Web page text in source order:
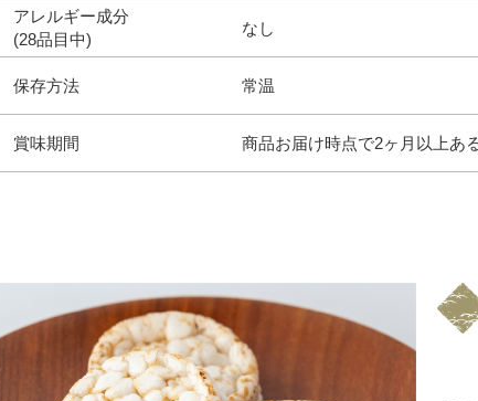
アレルギー成分
(28品目中)
なし
保存方法 常温
賞味期間 商品お届け時点で2ヶ月以上あ